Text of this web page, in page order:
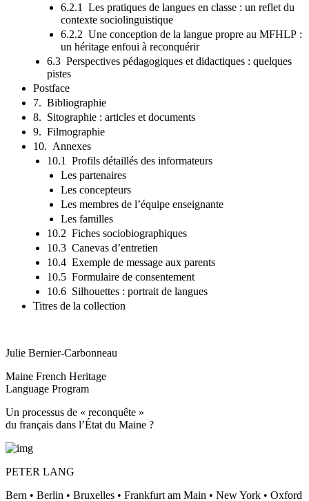
6.2.1 Les pratiques de langues en classe : un reflet du
contexte sociolinguistique
6.2.2 Une conception de la langue propre au MFHLP :
un héritage enfoui à reconquérir
6.3 Perspectives pédagogiques et didactiques : quelques
pistes
Postface
7. Bibliographie
8. Sitographie : articles et documents
9. Filmographie
10. Annexes
10.1 Profils détaillés des informateurs
Les partenaires
Les concepteurs
Les membres de l’équipe enseignante
Les familles
10.2 Fiches sociobiographiques
10.3 Canevas d’entretien
10.4 Exemple de message aux parents
10.5 Formulaire de consentement
10.6 Silhouettes : portrait de langues
Titres de la collection
Julie Bernier-Carbonneau
Maine French Heritage
Language Program
Un processus de « reconquête »
du français dans l’État du Maine ?
PETER LANG
Bern • Berlin • Bruxelles • Frankfurt am Main • New York • Oxford